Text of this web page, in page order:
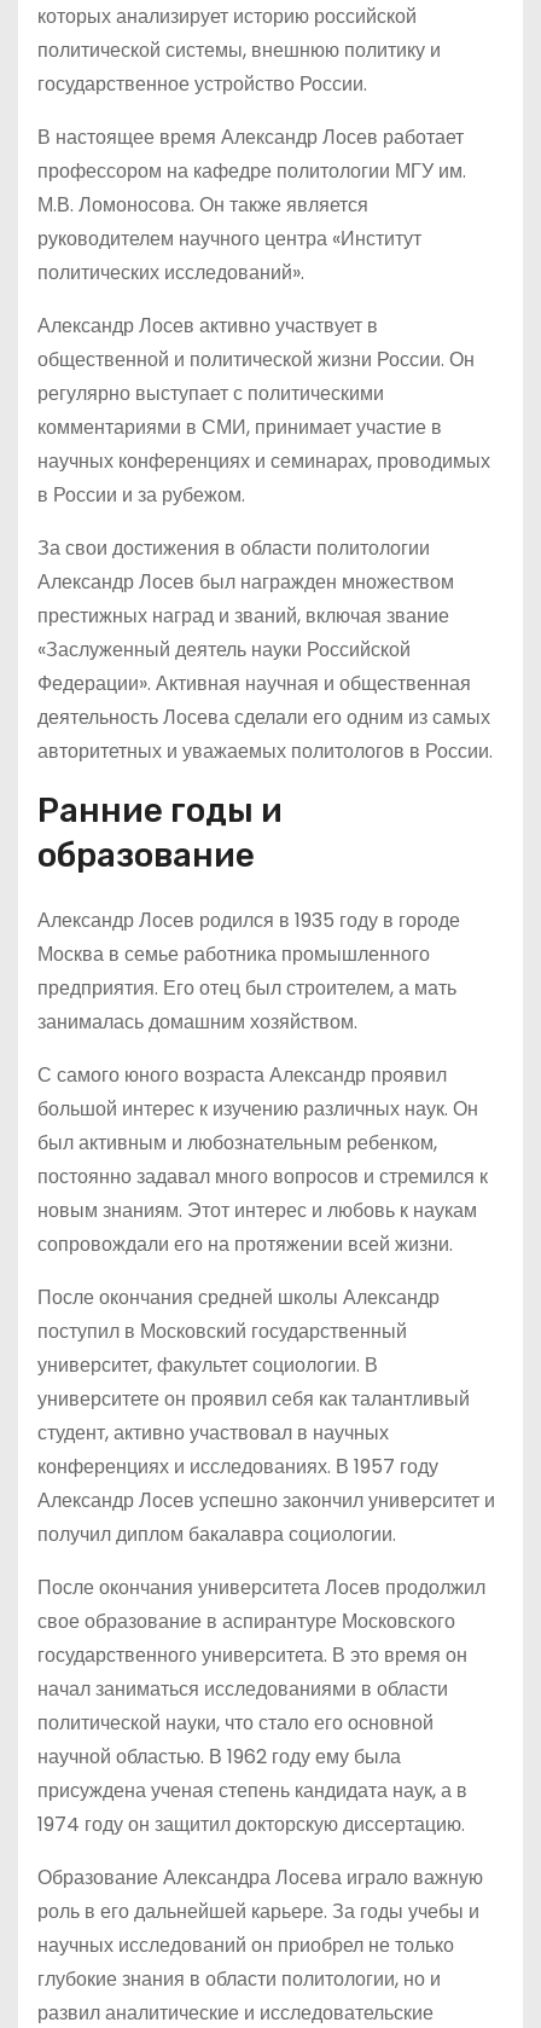
которых анализирует историю российской
политической системы, внешнюю политику и
государственное устройство России.
В настоящее время Александр Лосев работает
профессором на кафедре политологии МГУ им.
М.В. Ломоносова. Он также является
руководителем научного центра «Институт
политических исследований».
Александр Лосев активно участвует в
общественной и политической жизни России. Он
регулярно выступает с политическими
комментариями в СМИ, принимает участие в
научных конференциях и семинарах, проводимых
в России и за рубежом.
За свои достижения в области политологии
Александр Лосев был награжден множеством
престижных наград и званий, включая звание
«Заслуженный деятель науки Российской
Федерации». Активная научная и общественная
деятельность Лосева сделали его одним из самых
авторитетных и уважаемых политологов в России.
Ранние годы и
образование
Александр Лосев родился в 1935 году в городе
Москва в семье работника промышленного
предприятия. Его отец был строителем, а мать
занималась домашним хозяйством.
С самого юного возраста Александр проявил
большой интерес к изучению различных наук. Он
был активным и любознательным ребенком,
постоянно задавал много вопросов и стремился к
новым знаниям. Этот интерес и любовь к наукам
сопровождали его на протяжении всей жизни.
После окончания средней школы Александр
поступил в Московский государственный
университет, факультет социологии. В
университете он проявил себя как талантливый
студент, активно участвовал в научных
конференциях и исследованиях. В 1957 году
Александр Лосев успешно закончил университет и
получил диплом бакалавра социологии.
После окончания университета Лосев продолжил
свое образование в аспирантуре Московского
государственного университета. В это время он
начал заниматься исследованиями в области
политической науки, что стало его основной
научной областью. В 1962 году ему была
присуждена ученая степень кандидата наук, а в
1974 году он защитил докторскую диссертацию.
Образование Александра Лосева играло важную
роль в его дальнейшей карьере. За годы учебы и
научных исследований он приобрел не только
глубокие знания в области политологии, но и
развил аналитические и исследовательские